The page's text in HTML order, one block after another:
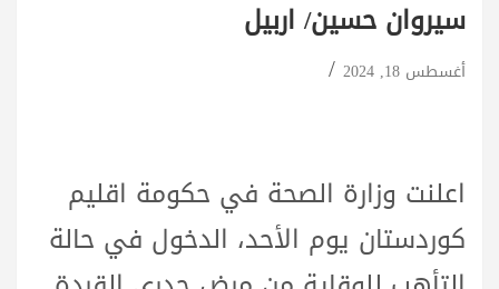
سيروان حسين/ اربيل
أغسطس 18, 2024
اعلنت وزارة الصحة في حكومة اقليم
كوردستان يوم الأحد، الدخول في حالة